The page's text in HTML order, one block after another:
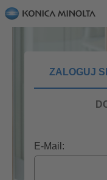
ZALOGUJ
E-Mail: